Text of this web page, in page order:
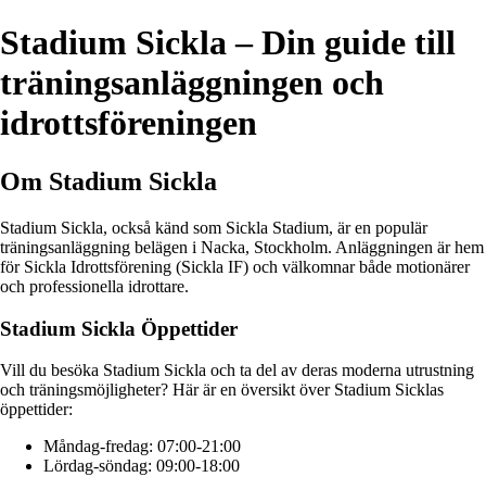
Stadium Sickla – Din guide till
träningsanläggningen och
idrottsföreningen
Om Stadium Sickla
Stadium Sickla, också känd som Sickla Stadium, är en populär
träningsanläggning belägen i Nacka, Stockholm. Anläggningen är hem
för Sickla Idrottsförening (Sickla IF) och välkomnar både motionärer
och professionella idrottare.
Stadium Sickla Öppettider
Vill du besöka Stadium Sickla och ta del av deras moderna utrustning
och träningsmöjligheter? Här är en översikt över Stadium Sicklas
öppettider:
Måndag-fredag: 07:00-21:00
Lördag-söndag: 09:00-18:00